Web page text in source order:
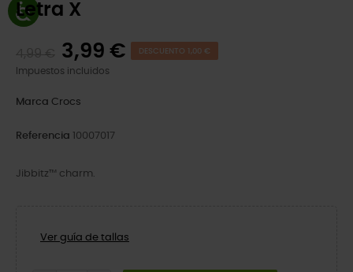
Letra X
3,99 € DESCUENTO 1,00 €
Impuestos incluidos
Marca Crocs
Referencia 10007017
Jibbitz™ charm.
Ver guía de tallas